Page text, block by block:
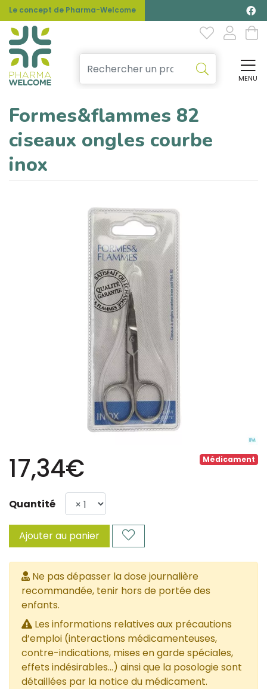
Le concept de Pharma-Welcome
MENU
Formes&flammes 82
ciseaux ongles courbe
inox
Médicament
17,34€
Quantité
Ajouter au panier
Ne pas dépasser la dose journalière
recommandée, tenir hors de portée des
enfants.
Les informations relatives aux précautions
d’emploi (interactions médicamenteuses,
contre-indications, mises en garde spéciales,
effets indésirables...) ainsi que la posologie sont
détaillées par la notice du médicament.